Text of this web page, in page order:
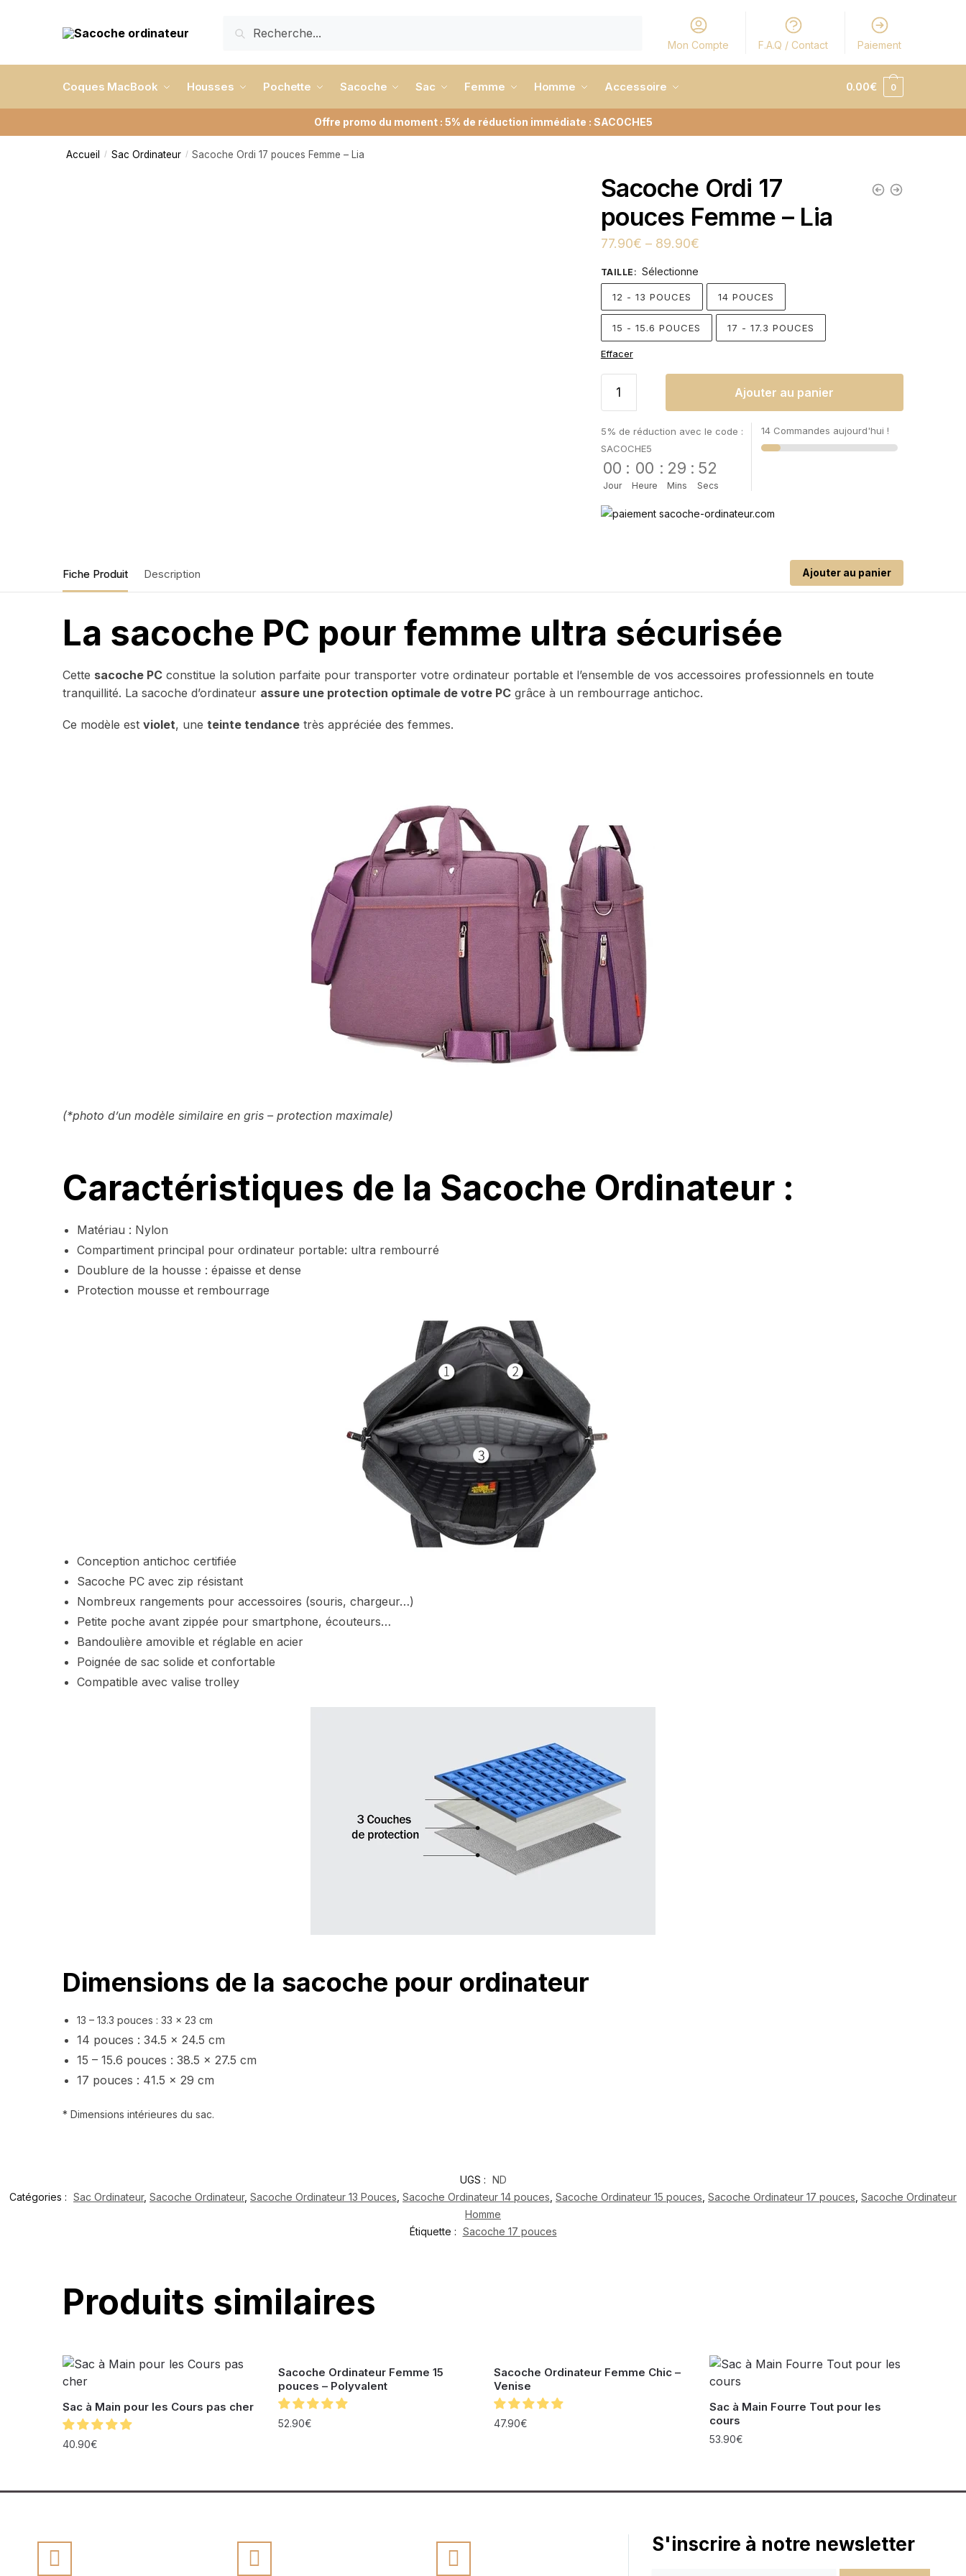
Mon Compte F.A.Q / Contact Paiement
Coques MacBook Housses Pochette Sacoche Sac Femme Homme Accessoire 0.00€ 0
Offre promo du moment : 5% de réduction immédiate : SACOCHE5
Accueil / Sac Ordinateur / Sacoche Ordi 17 pouces Femme – Lia
Sacoche Ordi 17
pouces Femme – Lia
77.90€ – 89.90€
TAILLE : Sélectionne
12 - 13 POUCES 14 POUCES
15 - 15.6 POUCES 17 - 17.3 POUCES
Effacer
Ajouter au panier
5% de réduction avec le code :
SACOCHE5
00
Jour
: 00
Heure
: 29
Mins
: 51
Secs
14 Commandes aujourd'hui !
Fiche Produit Description Ajouter au panier
La sacoche PC pour femme ultra sécurisée
Cette sacoche PC constitue la solution parfaite pour transporter votre ordinateur portable et l’ensemble de vos accessoires professionnels en toute
tranquillité. La sacoche d’ordinateur assure une protection optimale de votre PC grâce à un rembourrage antichoc.
Ce modèle estviolet, uneteinte tendance très appréciée des femmes.
(*photo d’un modèle similaire en gris – protection maximale)
Caractéristiques de la Sacoche Ordinateur :
Matériau : Nylon
Compartiment principal pour ordinateur portable: ultra rembourré
Doublure de la housse : épaisse et dense
Protection mousse et rembourrage
Conception antichoc certifiée
Sacoche PC avec zip résistant
Nombreux rangements pour accessoires (souris, chargeur…)
Petite poche avant zippée pour smartphone, écouteurs…
Bandoulière amovible et réglable en acier
Poignée de sac solide et confortable
Compatible avec valise trolley
Dimensions de la sacoche pour ordinateur
13 – 13.3 pouces : 33 x 23 cm
14 pouces : 34.5 x 24.5 cm
15 – 15.6 pouces : 38.5 x 27.5 cm
17 pouces : 41.5 x 29 cm
* Dimensions intérieures du sac.
UGS : ND
Catégories : Sac Ordinateur, Sacoche Ordinateur, Sacoche Ordinateur 13 Pouces Sacoche Ordinateur 14 pouces Sacoche Ordinateur 15 pouces Sacoche Ordinateur 17 pouces Sacoche Ordinateur
Homme
Étiquette : Sacoche 17 pouces
Produits similaires
Sac à Main pour les Cours pas cher
40.90€
Sacoche Ordinateur Femme 15
pouces – Polyvalent
52.90€
Sacoche Ordinateur Femme Chic –
Venise
47.90€
Sac à Main Fourre Tout pour les
cours
53.90€
S'inscrire à notre newsletter